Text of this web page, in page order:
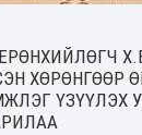
ХӨРӨНГӨӨР
ҮЗҮҮЛЭХ